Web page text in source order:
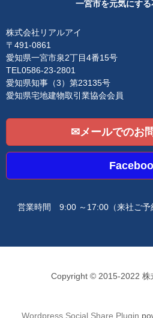
i
o
一宮市を元気にす
株式会社リアルアイ
〒491-0861
愛知県一宮市泉2丁目4番15号
TEL0586-23-2801
愛知県知事（3）第23135号
愛知県宅地建物取引業協会会員
✉メールでのお
営業時間 9:00 ～17:00 （来社ご
Copyright © 2015-2022 株
Wordpress Social Share Plugin